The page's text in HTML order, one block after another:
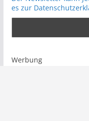
es zur
Werbung